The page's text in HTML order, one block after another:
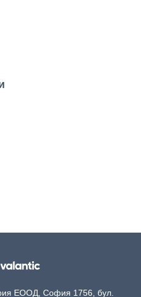
ЕООД, София 1756, бул.